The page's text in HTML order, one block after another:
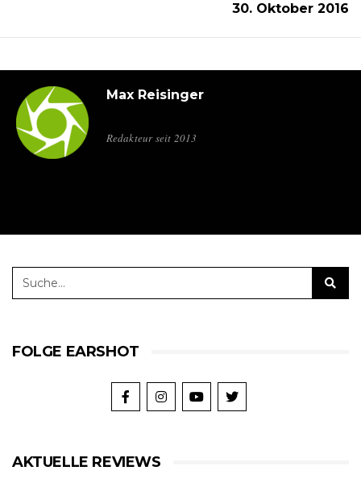
30. Oktober 2016
Max Reisinger
Redakteur seit 2013
FOLGE EARSHOT
AKTUELLE REVIEWS